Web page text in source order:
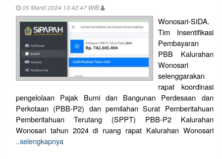
05 Maret 2024 13:42:47 WIB
Wonosari-SIDA.
Tim Insentifikasi
Pembayaran
PBB Kalurahan
Wonosari
selenggarakan
rapat koordinasi
pengelolaan Pajak Bumi dan Bangunan Perdesaan dan
Perkotaan (PBB-P2) dan pemilahan Surat Pemberitahuan
Pemberitahuan Terutang (SPPT) PBB-P2 Kalurahan
Wonosari tahun 2024 di ruang rapat Kalurahan Wonosari
..selengkapnya